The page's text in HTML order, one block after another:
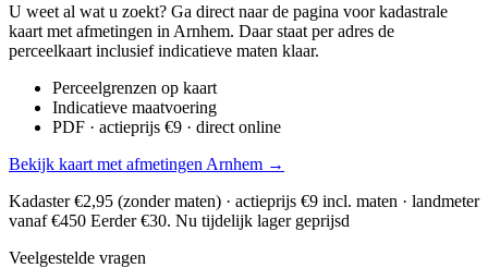
U weet al wat u zoekt? Ga direct naar de pagina voor kadastrale
kaart met afmetingen in Arnhem. Daar staat per adres de
perceelkaart inclusief indicatieve maten klaar.
Perceelgrenzen op kaart
Indicatieve maatvoering
PDF · actieprijs €9 · direct online
Bekijk kaart met afmetingen Arnhem →
Kadaster €2,95 (zonder maten) · actieprijs €9 incl. maten · landmeter
vanaf €450 Eerder €30. Nu tijdelijk lager geprijsd
Veelgestelde vragen